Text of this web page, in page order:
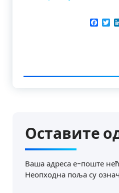
Оставите
Ваша адреса е-поште
Неопходна поља су